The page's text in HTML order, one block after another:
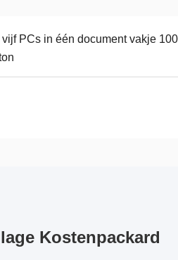
PCs in één document vakje
Kostenpackard